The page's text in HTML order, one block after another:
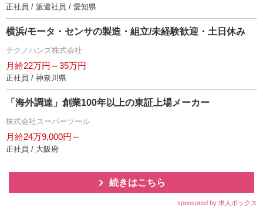
正社員 / 派遣社員 / 愛知県
横浜/モータ・センサの製造・組立/未経験歓迎・土日休み
テクノハンズ株式会社
月給22万円～35万円
正社員 / 神奈川県
「海外調達」創業100年以上の東証上場メーカー
株式会社スーパーツール
月給24万9,000円～
正社員 / 大阪府
続きはこちら
sponsored by 求人ボックス